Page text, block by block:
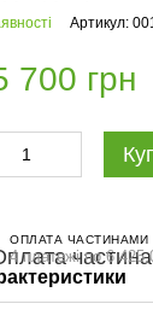
Артикул:
700 грн
ОПЛАТА ЧАСТИНАМИ
4 платежі по 6